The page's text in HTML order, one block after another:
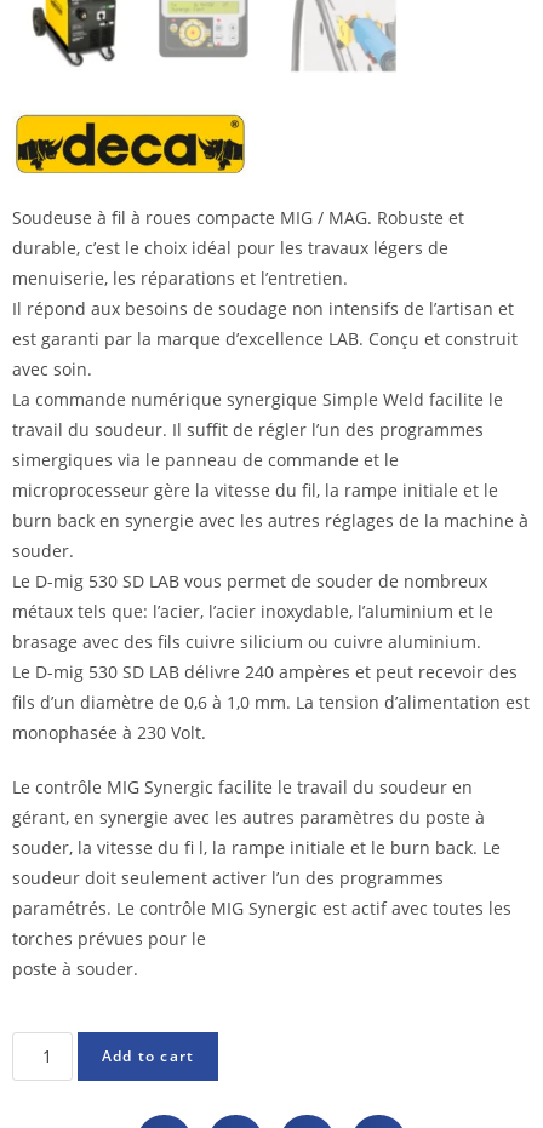
Soudeuse à fil à roues compacte MIG / MAG. Robuste et
durable, c’est le choix idéal pour les travaux légers de
menuiserie, les réparations et l’entretien.
Il répond aux besoins de soudage non intensifs de l’artisan et
est garanti par la marque d’excellence LAB. Conçu et construit
avec soin.
La commande numérique synergique Simple Weld facilite le
travail du soudeur. Il suffit de régler l’un des programmes
simergiques via le panneau de commande et le
microprocesseur gère la vitesse du fil, la rampe initiale et le
burn back en synergie avec les autres réglages de la machine à
souder.
Le D-mig 530 SD LAB vous permet de souder de nombreux
métaux tels que: l’acier, l’acier inoxydable, l’aluminium et le
brasage avec des fils cuivre silicium ou cuivre aluminium.
Le D-mig 530 SD LAB délivre 240 ampères et peut recevoir des
fils d’un diamètre de 0,6 à 1,0 mm. La tension d’alimentation est
monophasée à 230 Volt.
Le contrôle MIG Synergic facilite le travail du soudeur en
gérant, en synergie avec les autres paramètres du poste à
souder, la vitesse du fi l, la rampe initiale et le burn back. Le
soudeur doit seulement activer l’un des programmes
paramétrés. Le contrôle MIG Synergic est actif avec toutes les
torches prévues pour le
poste à souder.
Add to cart